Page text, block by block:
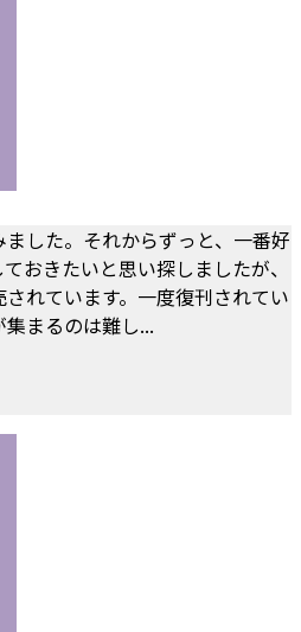
した。それからずっと、一番好
おきたいと思い探しましたが、
れています。一度復刊されてい
まるのは難し...